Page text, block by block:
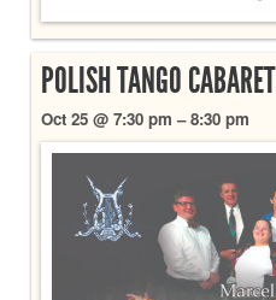
POLISH TANGO CABARET
Oct 25 @ 7:30 pm – 8:30 pm